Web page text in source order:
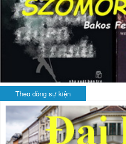
Theo dòng sự kiện